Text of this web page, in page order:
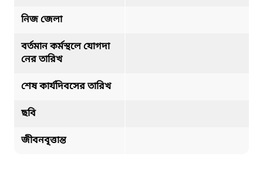
নিজ জেলা
বর্তমান কর্মস্থলে যোগদা
নের তারিখ
শেষ কার্যদিবসের তারিখ
ছবি
জীবনবৃত্তান্ত